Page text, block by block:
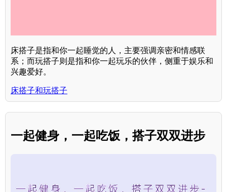
床搭子是指和你一起睡觉的人，主要强调亲密和情感联
系；而玩搭子则是指和你一起玩乐的伙伴，侧重于娱乐和
兴趣爱好。
床搭子和玩搭子
一起健身，一起吃饭，搭子双双进步